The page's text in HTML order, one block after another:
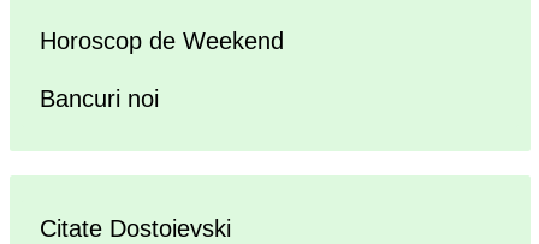
Horoscop de Weekend
Bancuri noi
Citate Dostoievski